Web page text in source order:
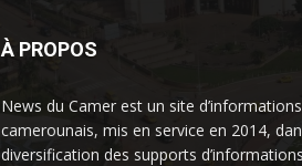
À PROPOS
News du Camer est un site
camerounais, mis en service en 2014,
diversification des supports